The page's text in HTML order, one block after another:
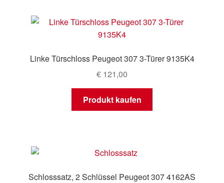
Linke Türschloss Peugeot 307 3-Türer 9135K4
€ 121,00
Produkt kaufen
Schlosssatz, 2 Schlüssel Peugeot 307 4162AS